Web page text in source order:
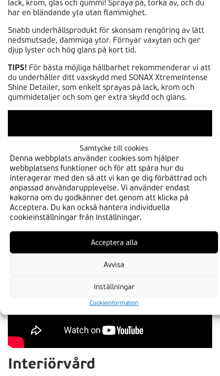
Samtycke till cookies
Denna webbplats använder cookies som hjälper
webbplatsens funktioner och för att spåra hur du
interagerar med den så att vi kan ge dig förbättrad och
anpassad användarupplevelse. Vi använder endast
kakorna om du godkänner det genom att klicka på
Acceptera. Du kan också hantera individuella
cookieinställningar från Inställningar.
Acceptera alla
Avvisa
Inställningar
Cookieinformation
lack, krom, glas och gummi! Spraya på, torka av, och du
har en bländande yta utan flammighet.
Snabb underhållsprodukt för skonsam rengöring av lätt
nedsmutsade, dammiga ytor. Förnyar vaxytan och ger
djup lyster och hög glans på kort tid.
TIPS! För bästa möjliga hållbarhet rekommenderar vi att
du underhåller ditt vaxskydd med SONAX XtremeIntense
Shine Detailer, som enkelt sprayas på lack, krom och
gummidetaljer och som ger extra skydd och glans.
Interiörvård